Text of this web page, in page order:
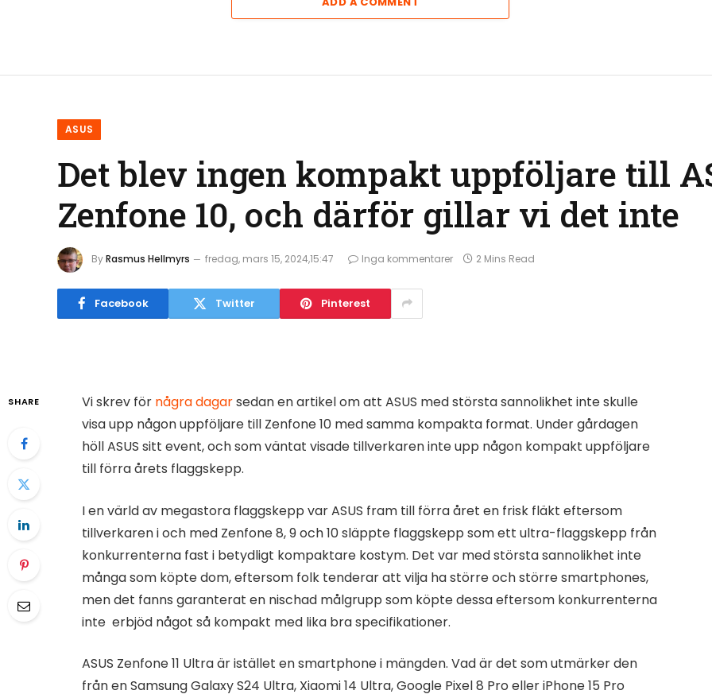
ASUS
Det blev ingen kompakt uppföljare till
Zenfone 10, och därför gillar vi det inte
ByRasmus Hellmyrs fredag, mars 15, 2024,15:47 Inga kommentarer 2 Mins Read
Facebook Twitter Pinterest
SHARE Vi skrev för några dagarsedan en artikel om att ASUS med största sannolikhet inte skulle
visa upp någon uppföljare till Zenfone 10 med samma kompakta format. Under gårdagen
höll ASUS sitt event, och som väntat visade tillverkaren inte upp någon kompakt uppföljare
till förra årets flaggskepp.
I en värld av megastora flaggskepp var ASUS fram till förra året en frisk fläkt eftersom
tillverkaren i och med Zenfone 8, 9 och 10 släppte flaggskepp som ett ultra-flaggskepp från
konkurrenterna fast i betydligt kompaktare kostym. Det var med största sannolikhet inte
många som köpte dom, eftersom folk tenderar att vilja ha större och större smartphones,
men det fanns garanterat en nischad målgrupp som köpte dessa eftersom konkurrenterna
inte erbjöd något så kompakt med lika bra specifikationer.
ASUS Zenfone 11 Ultra är istället en smartphone i mängden. Vad är det som utmärker den
från en Samsung Galaxy S24 Ultra, Xiaomi 14 Ultra, Google Pixel 8 Pro eller iPhone 15 Pro